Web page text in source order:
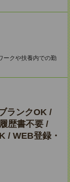
クや扶養内での勤
ランクOK /
歴書不要 /
/ WEB登録・